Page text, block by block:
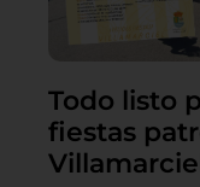
Todo listo
fiestas